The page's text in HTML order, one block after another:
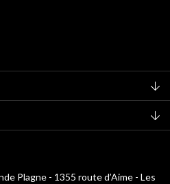
werden
Plagne - 1355 route d’Aime - Les